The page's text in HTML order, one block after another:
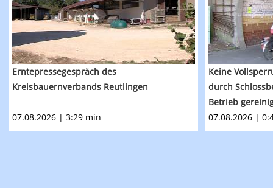
Erntepressegespräch des
Kreisbauernverbands Reutlingen
07.08.2026 | 3:29 min
Keine
durch
Betrieb
07.08.2026 |